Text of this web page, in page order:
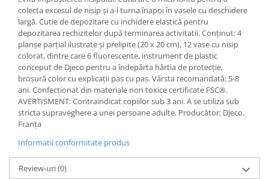
colecta excesul de nisip și a-l turna înapoi în vasele cu deschidere
largă. Cutie de depozitare cu inchidere elastică pentru
depozitarea rechizitelor după terminarea activitatii. Conținut: 4
planșe parțial ilustrate și prelipite (20 x 20 cm), 12 vase cu nisip
colorat, dintre care 6 fluorescente, instrument de plastic
conceput de Djeco pentru a îndepărta hârtia de protecție,
broșură color cu explicații pas cu pas. Vârsta recomandată: 5-8
ani. Confecționat din materiale non toxice certificate FSC®.
AVERTISMENT: Contraindicat copiilor sub 3 ani. A se utiliza sub
stricta supraveghere a unei persoane adulte. Producător: Djeco,
Franța
Informatii conformitate produs
Review-uri(0)